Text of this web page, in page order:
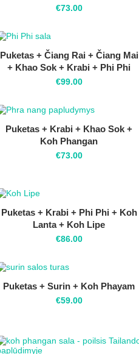
€73.00
Puketas + Čiang Rai + Čiang Mai
+ Khao Sok + Krabi + Phi Phi
€99.00
Puketas + Krabi + Khao Sok +
Koh Phangan
€73.00
Puketas + Krabi + Phi Phi + Koh
Lanta + Koh Lipe
€86.00
Puketas + Surin + Koh Phayam
€59.00